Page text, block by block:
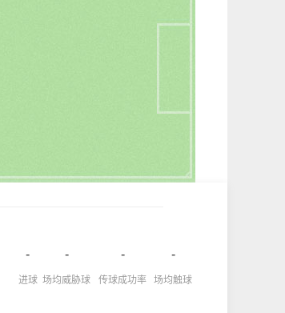
-
进球
-
场均威胁球
-
传球成功率
-
场均触球